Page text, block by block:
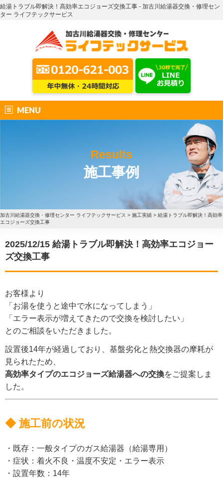
給湯トラブル即解決！高効率エコジョーズ交換工事 - 加古川給湯器交換・修理セン
ター ライフテックサービス
MENU
Results
施工事例
加古川給湯器交換・修理センター ライフテックサービス > 施工実績 > 給湯トラブル即解決！高効率
エコジョーズ交換工事
2025/12/15 給湯トラブル即解決！高効率エコジョー
ズ交換工事
お客様より
「お湯を使うと途中で水になってしまう」
「エラー表示が増えてきたので交換を検討したい」
とのご相談をいただきました。
設置後14年が経過しており、基盤劣化と熱交換器の摩耗が
見られたため、
高効率タイプのエコジョーズ給湯器への交換をご提案しま
した。
◆ 施工前の状況
・既存：一般タイプのガス給湯器（給湯専用）
・症状：着火不良・温度不安定・エラー表示
・設置年数：14年